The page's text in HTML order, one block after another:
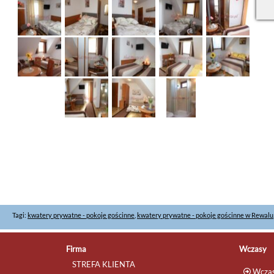
Tagi: kwatery prywatne - pokoje gościnne kwatery prywatne - pokoje gościnne w Rewalu
Firma
STREFA KLIENTA
Wczasy